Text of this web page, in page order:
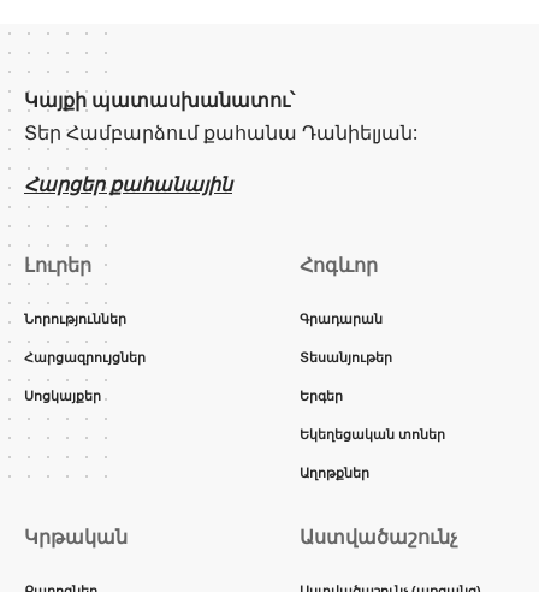
Կայքի պատասխանատու՝
Տեր Համբարձում քահանա Դանիելյան:
Հարցեր քահանային
Լուրեր
Նորություններ
Հարցազրույցներ
Սոցկայքեր
Հոգևոր
Գրադարան
Տեսանյութեր
Երգեր
Եկեղեցական տոներ
Աղոթքներ
Կրթական Աստվածաշունչ